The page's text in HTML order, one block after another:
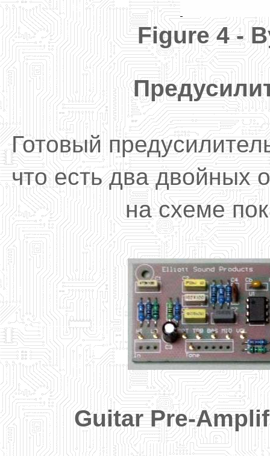
Figure4 -
Готовый п
что есть два двойных
насхеме
Guitar Pre-